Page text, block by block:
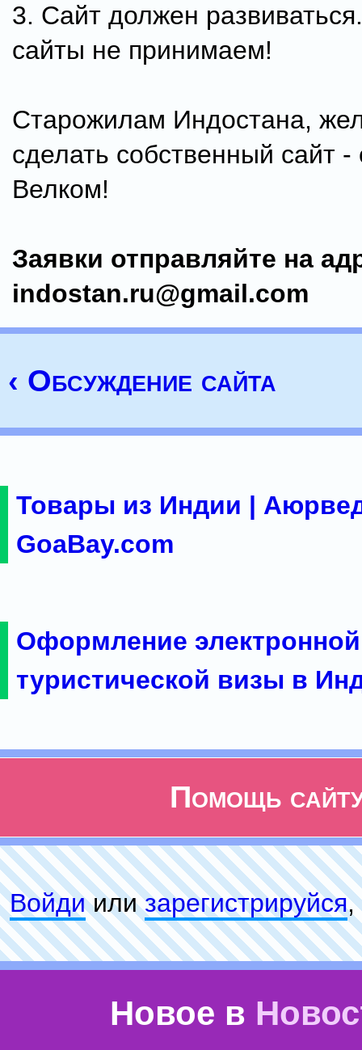
3. Сайт должен
сайты не принимаем!
Старожилам Индостана,
сделать собственный сайт
Велком!
Заявки отправляйте на
indostan.ru@gmail.com
‹ Обсуждение сайта
Товары из Индии |
GoaBay.com
Оформление электронной
туристической визы в
Помощь
Войдиилизарeгиcтpируйся,
Новое в